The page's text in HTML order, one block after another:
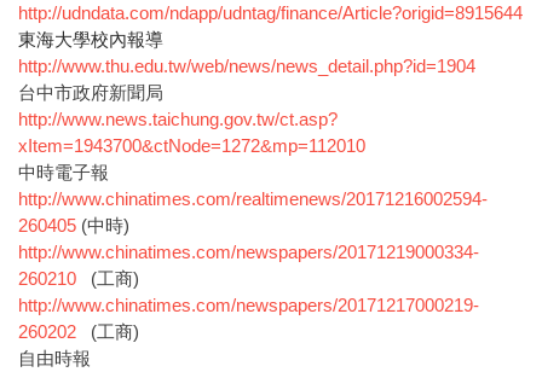
http://udndata.com/ndapp/udntag/finance/Article?origid=8915644
東海大學校內報導
http://www.thu.edu.tw/web/news/news_detail.php?id=1904
台中市政府新聞局
http://www.news.taichung.gov.tw/ct.asp?
xItem=1943700&ctNode=1272&mp=112010
中時電子報
http://www.chinatimes.com/realtimenews/20171216002594-
260405 (中時)
http://www.chinatimes.com/newspapers/20171219000334-
260210 (工商)
http://www.chinatimes.com/newspapers/20171217000219-
260202 (工商)
自由時報